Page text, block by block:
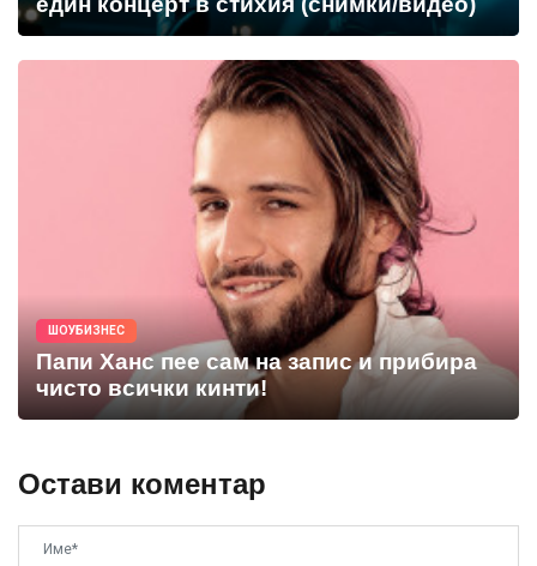
ШОУБИЗНЕС
Папи Ханс пее сам на запис и прибира
чисто всички кинти!
Остави коментар